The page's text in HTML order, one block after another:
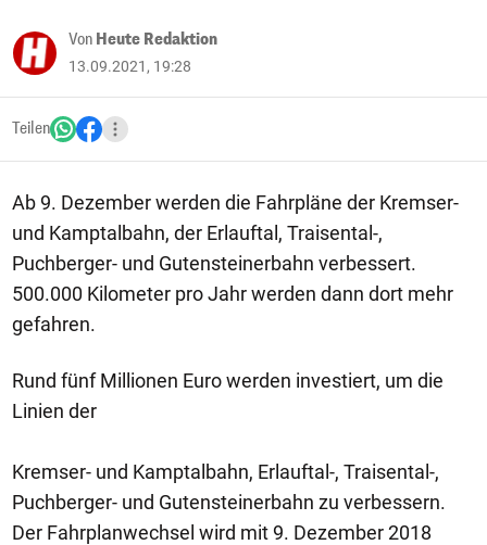
Von Heute Redaktion
13.09.2021, 19:28
Teilen
Ab 9. Dezember werden die Fahrpläne der Kremser-
und Kamptalbahn, der Erlauftal, Traisental-,
Puchberger- und Gutensteinerbahn verbessert.
500.000 Kilometer pro Jahr werden dann dort mehr
gefahren.
Rund fünf Millionen Euro werden investiert, um die
Linien der
Kremser- und Kamptalbahn, Erlauftal-, Traisental-,
Puchberger- und Gutensteinerbahn zu verbessern.
Der Fahrplanwechsel wird mit 9. Dezember 2018